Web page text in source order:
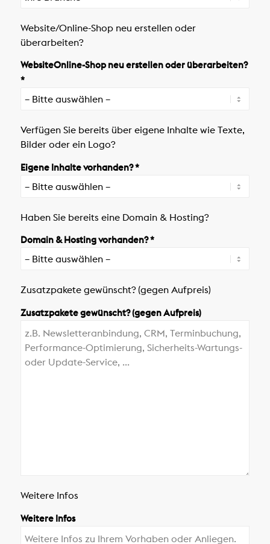
Website/Online-Shop neu erstellen oder
überarbeiten?
WebsiteOnline-Shop neu erstellen oder überarbeiten?
*
Verfügen Sie bereits über eigene Inhalte wie Texte,
Bilder oder ein Logo?
Eigene Inhalte vorhanden? *
Haben Sie bereits eine Domain & Hosting?
Domain & Hosting vorhanden? *
Zusatzpakete gewünscht? (gegen Aufpreis)
Zusatzpakete gewünscht? (gegen Aufpreis)
Weitere Infos
Weitere Infos